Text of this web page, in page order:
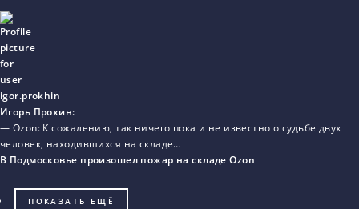
Игорь Прохин:
— Ozon: К сожалению, так ничего пока и не известно о судьбе двух
человек, находившихся на складе…
В Подмосковье произошел пожар на складе Ozon
ПОКАЗАТЬ ЕЩЁ